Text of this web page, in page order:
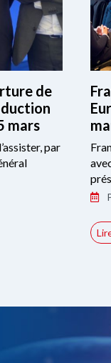
de
mars
par